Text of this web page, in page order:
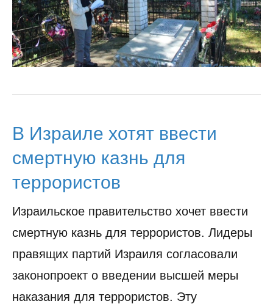
В Израиле хотят ввести
смертную казнь для
террористов
Израильское правительство хочет ввести
смертную казнь для террористов. Лидеры
правящих партий Израиля согласовали
законопроект о введении высшей меры
наказания для террористов. Эту